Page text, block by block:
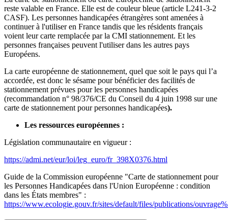
reste valable en France. Elle est de couleur bleue (article L241-3-2
CASF). Les personnes handicapées étrangères sont amenées à
continuer à l'utiliser en France tandis que les résidents français
voient leur carte remplacée par la CMI stationnement. Et les
personnes françaises peuvent l'utiliser dans les autres pays
Européens.
La carte européenne de stationnement, quel que soit le pays qui l’a
accordée, est donc le sésame pour bénéficier des facilités de
stationnement prévues pour les personnes handicapées
(recommandation n° 98/376/CE du Conseil du 4 juin 1998 sur une
carte de stationnement pour personnes handicapées).
Les ressources européennes :
Législation communautaire en vigueur :
https://admi.net/eur/loi/leg_euro/fr_398X0376.html
Guide de la Commission européenne "Carte de stationnement pour
les Personnes Handicapées dans l'Union Européenne : condition
dans les États membres" :
https://www.ecologie.gouv.fr/sites/default/files/publications/